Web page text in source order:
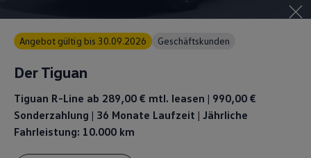
Transport
Familie
Volkswagen R
Volkswagen Kundenbetreuung
Angebot gültig bis 30.09.2026 Geschäftskunden
Der Tiguan
Tiguan R-Line ab 289,00 € mtl. leasen | 990,00 €
Sonderzahlung | 36 Monate Laufzeit | Jährliche
Fahrleistung: 10.000 km